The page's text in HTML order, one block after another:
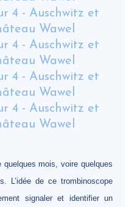
quelques mois, voire quelques
L’idée de ce trombinoscope
signaler et identifier un